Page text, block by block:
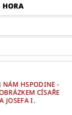
NÁM HSPODINE -
CÍSAŘE
JOSEFA I.